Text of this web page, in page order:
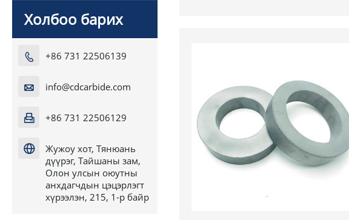
Холбоо барих
 +86 731 22506139
 info@cdcarbide.com
 +86 731 22506129

Жужоу хот, Тянюань
дүүрэг, Тайшаны зам,
Олон улсын оюутны
анхдагчдын цэцэрлэгт
хүрээлэн, 215, 1-р байр